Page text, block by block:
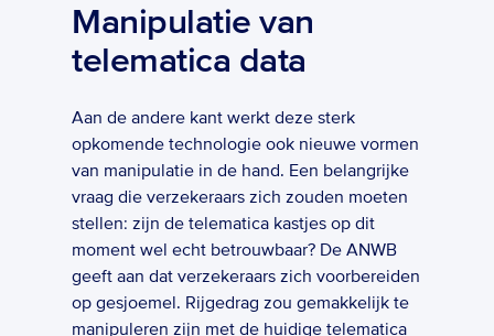
Manipulatie van
telematica data
Aan de andere kant werkt deze sterk
opkomende technologie ook nieuwe vormen
van manipulatie in de hand. Een belangrijke
vraag die verzekeraars zich zouden moeten
stellen: zijn de telematica kastjes op dit
moment wel echt betrouwbaar? De ANWB
geeft aan dat verzekeraars zich voorbereiden
op gesjoemel. Rijgedrag zou gemakkelijk te
manipuleren zijn met de huidige telematica